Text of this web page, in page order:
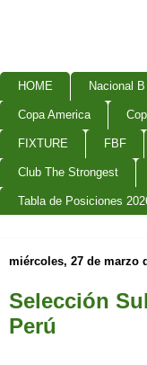
HOME Nacional B
Copa America
FIXTURE FBF
Club The Strongest
Tabla de Posiciones
miércoles, 27 de marzo
Selección
Perú